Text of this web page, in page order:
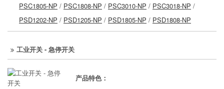
PSC1805-NP / PSC1808-NP / PSC3010-NP / PSC3018-NP /
PSD1202-NP / PSD1205-NP / PSD1805-NP / PSD1808-NP
工业开关 - 急停开关
产品特色：